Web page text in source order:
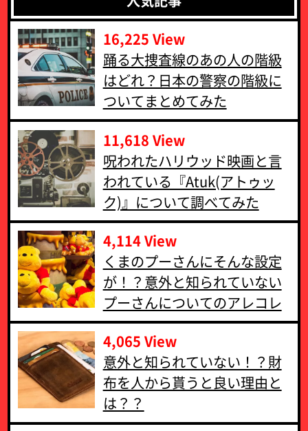
16,225 View
‪踊る大捜査線のあの人の階級
はどれ？日本の警察の階級に
ついてまとめてみた‬
11,618 View
呪われたハリウッド映画と言
われている『Atuk(アトゥッ
ク)』について調べてみた
4,114 View
くまのプーさんにそんな設定
が！？意外と知られていない
プーさんについてのアレコレ
4,065 View
意外と知られていない！？財
布を人から貰うと良い理由と
は？？